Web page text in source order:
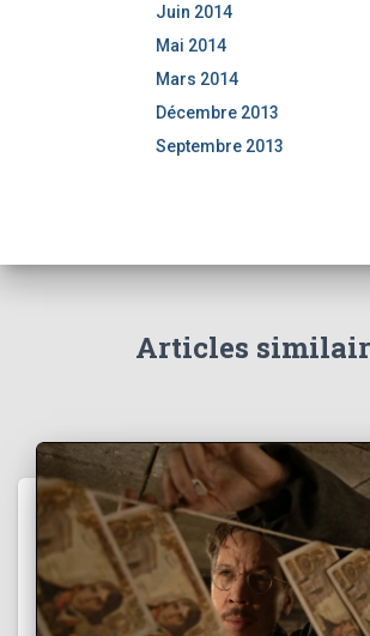
Juin 2014
Mai 2014
Mars 2014
Décembre 2013
Septembre 2013
Articles